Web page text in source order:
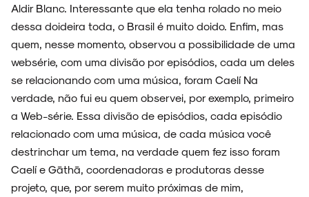
Aldir Blanc. Interessante que ela tenha rolado no meio
dessa doideira toda, o Brasil é muito doido. Enfim, mas
quem, nesse momento, observou a possibilidade de uma
websérie, com uma divisão por episódios, cada um deles
se relacionando com uma música, foram Caelí Na
verdade, não fui eu quem observei, por exemplo, primeiro
a Web-série. Essa divisão de episódios, cada episódio
relacionado com uma música, de cada música você
destrinchar um tema, na verdade quem fez isso foram
Caelí e Gāthā, coordenadoras e produtoras desse
projeto, que, por serem muito próximas de mim,